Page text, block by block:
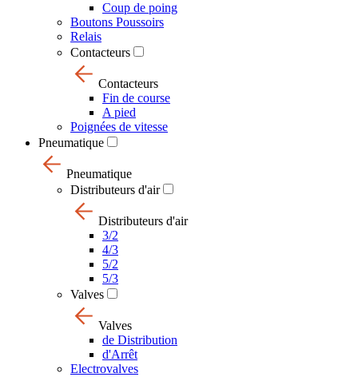
Coup de poing
Boutons Poussoirs
Relais
Contacteurs
Contacteurs
Fin de course
A pied
Poignées de vitesse
Pneumatique
Pneumatique
Distributeurs d'air
Distributeurs d'air
3/2
4/3
5/2
5/3
Valves
Valves
de Distribution
d'Arrêt
Electrovalves